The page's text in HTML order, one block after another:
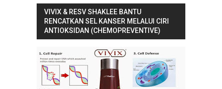
VIVIX & RESV SHAKLEE BANTU
RENCATKAN SEL KANSER MELALUI CIRI
ANTIOKSIDAN (CHEMOPREVENTIVE)